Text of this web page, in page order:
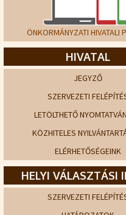
ÖNKORMÁNYZATI HIVATALI
HIVATAL
JEGYZŐ
SZERVEZETI
LETÖLTHETŐ
KÖZHITELES
ELÉRHETŐSÉGEINK
HELYI VÁLASZTÁSI
SZERVEZETI